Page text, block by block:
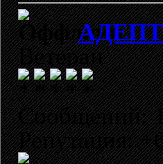
АДЕПТ
Ветеран
Сообщений:
Репутация: